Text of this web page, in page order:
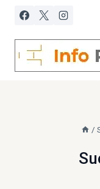
Saltar
contenido
/